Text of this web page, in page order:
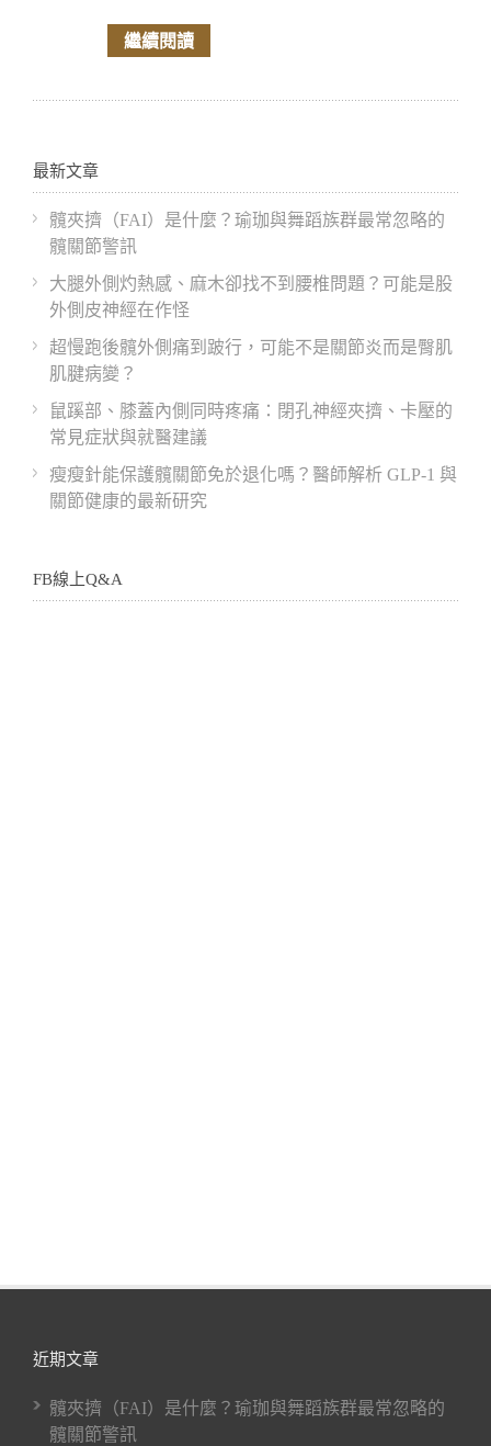
繼續閱讀
最新文章
髖夾擠（FAI）是什麼？瑜珈與舞蹈族群最常忽略的
髖關節警訊
大腿外側灼熱感、麻木卻找不到腰椎問題？可能是股
外側皮神經在作怪
超慢跑後髖外側痛到跛行，可能不是關節炎而是臀肌
肌腱病變？
鼠蹊部、膝蓋內側同時疼痛：閉孔神經夾擠、卡壓的
常見症狀與就醫建議
瘦瘦針能保護髖關節免於退化嗎？醫師解析 GLP-1 與
關節健康的最新研究
FB線上Q&A
近期文章
髖夾擠（FAI）是什麼？瑜珈與舞蹈族群最常忽略的
髖關節警訊